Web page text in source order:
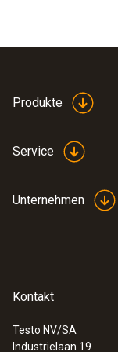
Produkte
Service
Unternehmen
Kontakt
Testo NV/SA
Industrielaan 19